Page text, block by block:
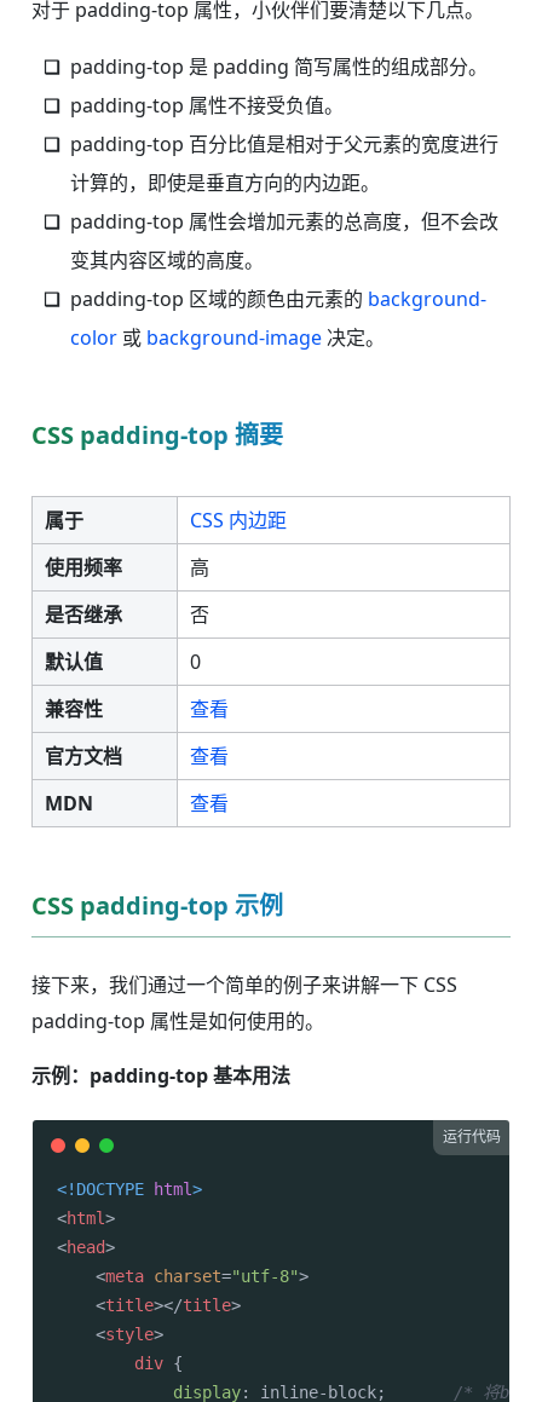
对于 padding-top 属性，小伙伴们要清楚以下几点。
padding-top 是 padding 简写属性的组成部分。
padding-top 属性不接受负值。
padding-top 百分比值是相对于父元素的宽度进行
计算的，即使是垂直方向的内边距。
padding-top 属性会增加元素的总高度，但不会改
变其内容区域的高度。
padding-top 区域的颜色由元素的 background-
color 或 background-image 决定。
CSS padding-top 摘要
属于
CSS 内边距
使用频率
高
是否继承
否
默认值
0
兼容性
查看
官方文档
查看
MDN
查看
CSS padding-top 示例
接下来，我们通过一个简单的例子来讲解一下 CSS
padding-top 属性是如何使用的。
示例：padding-top 基本用法
运行代码
<!DOCTYPE html>
<html>
<head>
<meta charset="utf-8">
<title></title>
<style>
div {
display: inline-block; /* 将